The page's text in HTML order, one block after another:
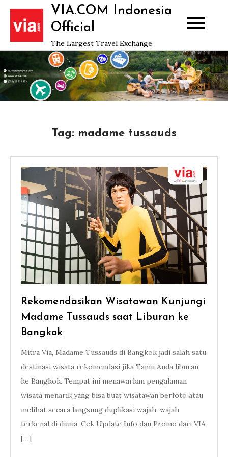
Skip
content
VIA.COM Indonesia
Official
The Largest Travel Exchange
Tag: madame tussauds
Rekomendasikan Wisatawan Kunjungi
Madame Tussauds saat Liburan ke
Bangkok
Mitra Via, Madame Tussauds di Bangkok jadi salah satu
destinasi wisata rekomendasi jika Tamu Anda liburan
ke Bangkok. Tempat ini menawarkan pengalaman
wisata menarik yang bisa buat wisatawan berfoto atau
melihat secara langsung duplikasi wajah-wajah
terkenal di dunia. Cek Update Info dan Promo dari VIA
[…]